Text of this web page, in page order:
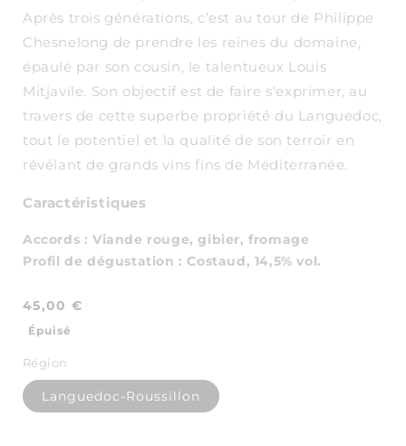
Après trois générations, c’est au tour de Philippe
Chesnelong de prendre les reines du domaine,
épaulé par son cousin, le talentueux Louis
Mitjavile. Son objectif est de faire s'exprimer, au
travers de cette superbe propriété du Languedoc,
tout le potentiel et la qualité de son terroir en
révélant de grands vins fins de Méditerranée.
Caractéristiques
Accords : Viande rouge, gibier, fromage
Profil de dégustation : Costaud, 14,5% vol.
Prix
habituel
45,00 €
Épuisé
Région
Languedoc-Roussillon